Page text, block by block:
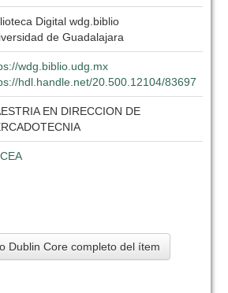
Digital wdg.biblio
de Guadalajara
wdg.biblio.udg.mx
hdl.handle.net/20.500.12104/83697
EN DIRECCION DE
Dublin Core completo del ítem